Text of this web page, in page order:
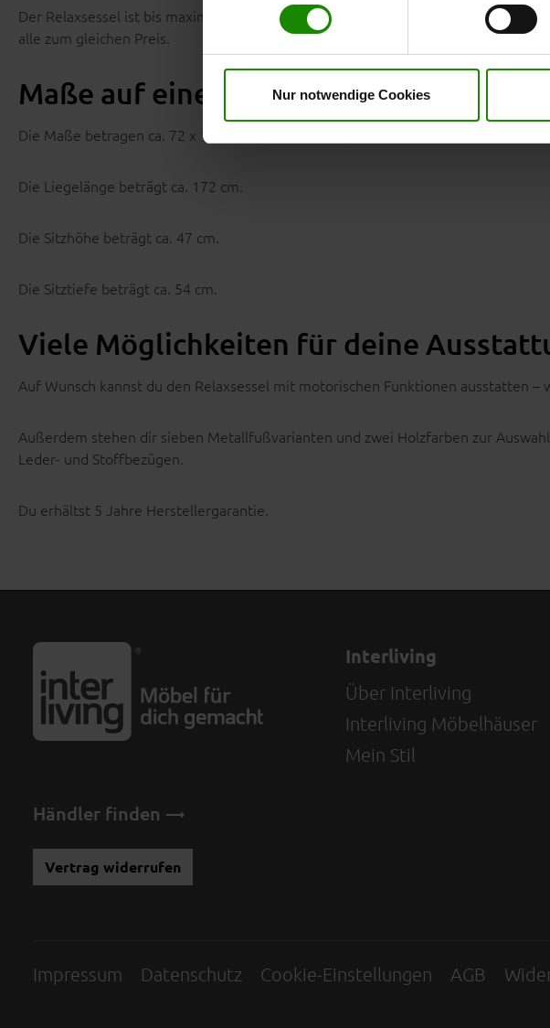
erteilte Einwilligung jederzeit mit Wirkung für die
Nur notwendige Cookies
Der Relaxsessel ist bis maximal 120 kg belastbar und um 360 Grad drehbar. Er ist
alle zum gleichen Preis.
Maße auf einen Blick
Die Maße betragen ca. 72 x 110 x 85 cm (B x H x T).
Die Liegelänge beträgt ca. 172 cm.
Die Sitzhöhe beträgt ca. 47 cm.
Die Sitztiefe beträgt ca. 54 cm.
Viele Möglichkeiten für deine
Auf Wunsch kannst du den Relaxsessel mit motorischen Funktionen ausstatten –
Außerdem stehen dir sieben Metallfußvarianten und zwei Holzfarben zur
Leder- und Stoffbezügen.
Du erhältst 5 Jahre Herstellergarantie.
Händler finden
Vertrag widerrufen
Interliving
Über Interliving
Interliving Möbelhäuser
Mein Stil
Impressum Datenschutz Cookie-Einstellungen AGB